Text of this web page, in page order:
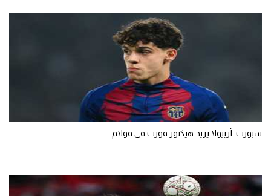
سبورت: أربيولا يريد هيكتور فورت في فولام